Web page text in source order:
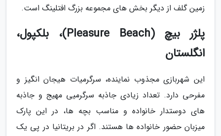
زمین گلف از دیگر بخش های مجموعه بزرگ افتلینگ است.
پلژر بیچ (Pleasure Beach)، بلکپول،
انگلستان
این شهربازی مجذوب نماینده، سرگرمیات هیجان انگیز و
مفرحی دارد. تعداد زیادی جاذبه سرگرمیی مهیج و جاذبه
های دوستدار خانواده و مناسب بچه ها، در این پارک
میزبان حضور خانواده ها هستند. اگر در بریتانیا در پی یک